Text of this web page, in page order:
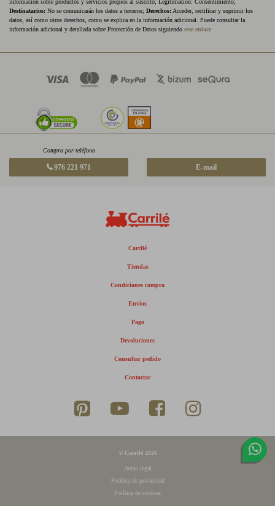
información sobre productos y servicios propios al suscrito; Legitimación: Consentimiento;
Destinatarios: No se comunicarán los datos a terceros; Derechos: Acceder, rectificar y suprimir los
datos, así como otros derechos, como se explica en la información adicional. Puede consultar la
información adicional y detallada sobre Protección de Datos siguiendo este enlace
Compra por teléfono
976 221 971 E-mail
Carrilé
Tiendas
Condiciones compra
Envíos
Pago
Devoluciones
Consultar pedido
Contactar
© Carrilé 2026
Aviso legal
Política de privacidad
Política de cookies